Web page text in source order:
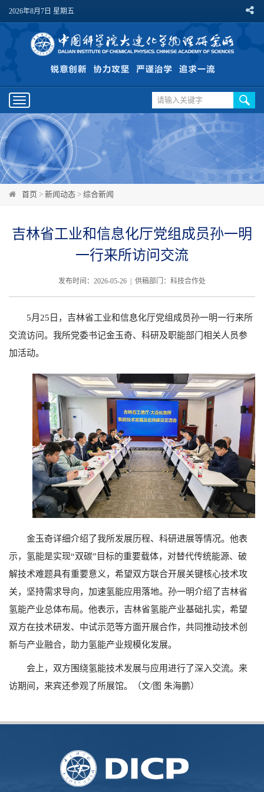
2026年8月7日 星期五
Toggle
navigation
首页 > 新闻动态 > 综合新闻
吉林省工业和信息化厅党组成员孙一明
一行来所访问交流
发布时间：2026-05-26 | 供稿部门：科技合作处
5月25日，吉林省工业和信息化厅党组成员孙一明一行来所
交流访问。我所党委书记金玉奇、科研及职能部门相关人员参
加活动。
金玉奇详细介绍了我所发展历程、科研进展等情况。他表
示，氢能是实现“双碳”目标的重要载体，对替代传统能源、破
解技术难题具有重要意义，希望双方联合开展关键核心技术攻
关，坚持需求导向，加速氢能应用落地。孙一明介绍了吉林省
氢能产业总体布局。他表示，吉林省氢能产业基础扎实，希望
双方在技术研发、中试示范等方面开展合作，共同推动技术创
新与产业融合，助力氢能产业规模化发展。
会上，双方围绕氢能技术发展与应用进行了深入交流。来
访期间，来宾还参观了所展馆。（文/图 朱海鹏）